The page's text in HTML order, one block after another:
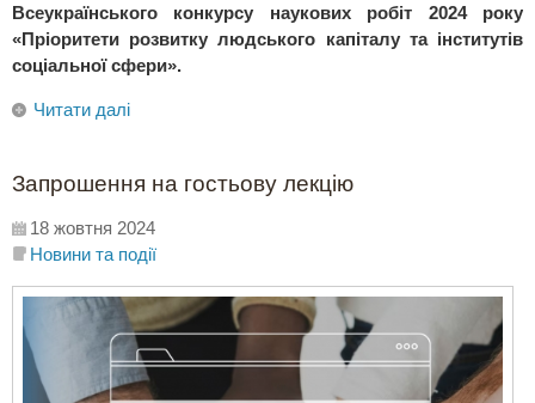
Всеукраїнського конкурсу наукових робіт 2024 року
«Пріоритети розвитку людського капіталу та інститутів
соціальної сфери».
Читати далі
Запрошення на гостьову лекцію
18 жовтня 2024
Новини та події